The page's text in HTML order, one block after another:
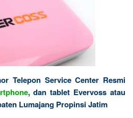
Telepon Service Center Resmi
, dan tablet Evervoss atau
Lumajang Propinsi Jatim